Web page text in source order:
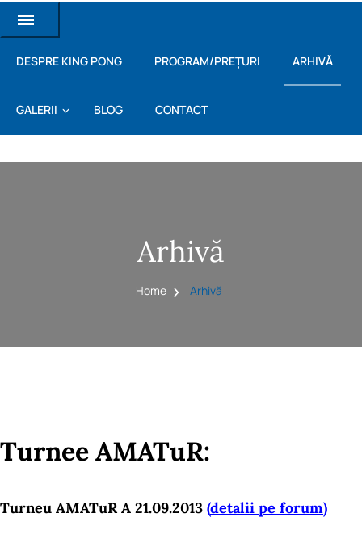
DESPRE KING PONG PROGRAM/PREȚURI ARHIVĂ
GALERII BLOG CONTACT
Arhivă
Home Arhivă
Turnee AMATuR:
Turneu AMATuR A 21.09.2013 (detalii pe forum)